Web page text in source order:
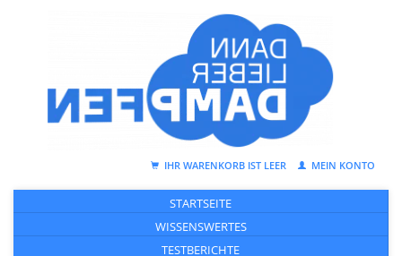
IHR WARENKORB IST LEER MEIN KONTO
STARTSEITE
WISSENSWERTES
TESTBERICHTE